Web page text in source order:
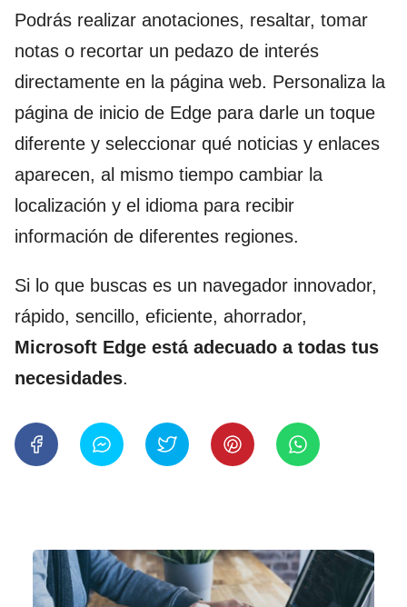
Podrás realizar anotaciones, resaltar, tomar
notas o recortar un pedazo de interés
directamente en la página web. Personaliza la
página de inicio de Edge para darle un toque
diferente y seleccionar qué noticias y enlaces
aparecen, al mismo tiempo cambiar la
localización y el idioma para recibir
información de diferentes regiones.
Si lo que buscas es un navegador innovador,
rápido, sencillo, eficiente, ahorrador,
Microsoft Edge está adecuado a todas tus
necesidades.